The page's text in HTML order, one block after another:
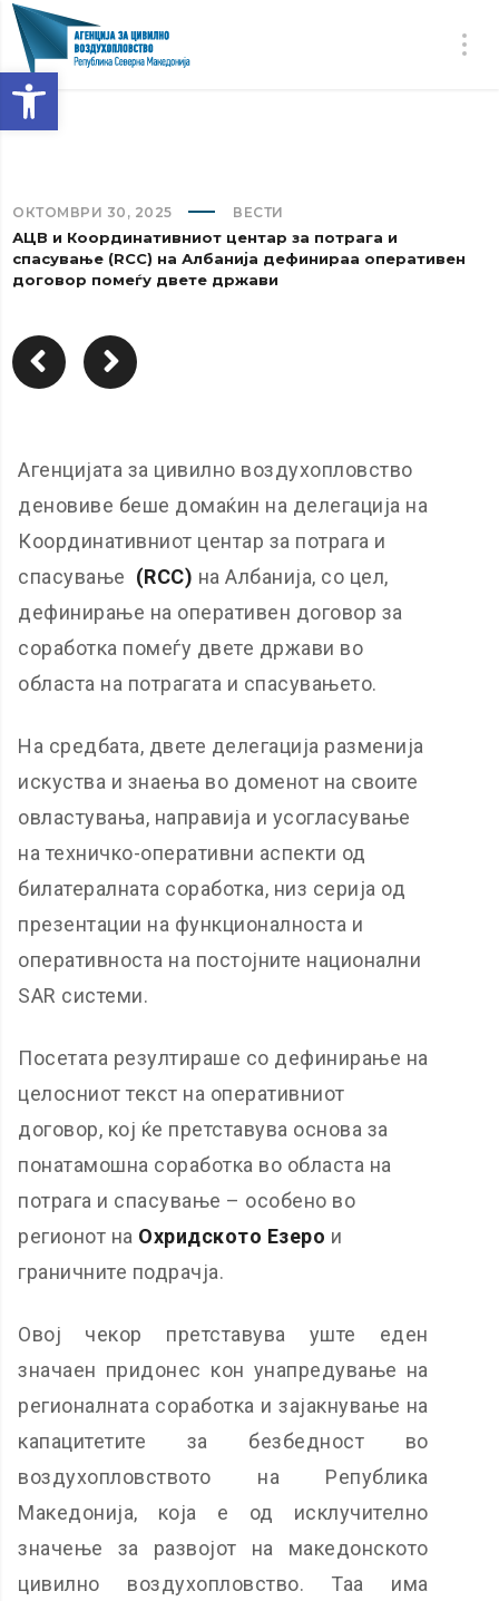
Open toolbar
ОКТОМВРИ 30, 2025 ВЕСТИ
АЦВ и Координативниот центар за потрага и
спасување (RCC) на Албанија дефинираа оперативен
договор помеѓу двете држави
Агенцијата за цивилно воздухопловство
деновиве беше домаќин на делегација на
Координативниот центар за потрага и
спасување (RCC) на Албанија, со цел,
дефинирање на оперативен договор за
соработка помеѓу двете држави во
областа на потрагата и спасувањето.
На средбата, двете делегација разменија
искуства и знаења во доменот на своите
овластувања, направија и усогласување
на техничко-оперативни аспекти од
билатералната соработка, низ серија од
презентации на функционалноста и
оперативноста на постојните национални
SAR системи.
Посетата резултираше со дефинирање на
целосниот текст на оперативниот
договор, кој ќе претставува основа за
понатамошна соработка во областа на
потрага и спасување – особено во
регионот на Охридското Езеро и
граничните подрачја.
Овој чекор претставува уште еден
значаен придонес кон унапредување на
регионалната соработка и зајакнување на
капацитетите за безбедност во
воздухопловството на Република
Македонија, која е од исклучително
значење за развојот на македонското
цивилно воздухопловство. Таа има